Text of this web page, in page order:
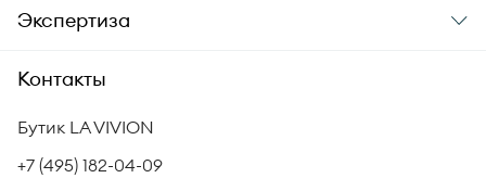
Аксессуары
Гарантия подлинности
Комплект документов
Политика возврата
Сертификация бриллиантов
О компании
СМИ о нас
Корпоративный портал
Экспертиза
Академия LA VIVION
Статьи
Контакты
Бутик LA VIVION
+7 (495) 182-04-09